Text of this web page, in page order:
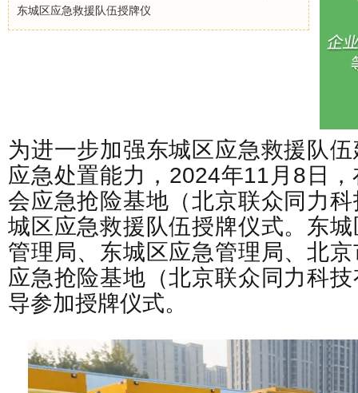
东城区应急救援队伍授牌仪
为进一步加强东城区应急救援队
应急处置能力，2024年11月8日
会应急抢险基地（北京联众同力
城区应急救援队伍授牌仪式。东
管理局、东城区应急管理局、北
应急抢险基地（北京联众同力科
导参加授牌仪式。